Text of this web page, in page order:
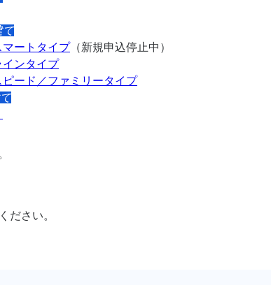
て
ートタイプ（新規申込停止中）
ンタイプ
ード／ファミリータイプ
ださい。